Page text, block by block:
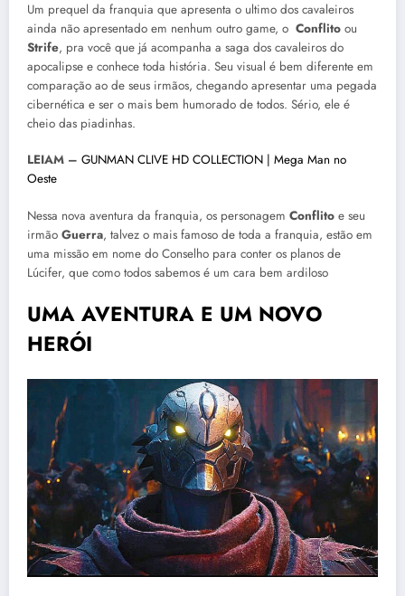
Um prequel da franquia que apresenta o ultimo dos cavaleiros
ainda não apresentado em nenhum outro game, o Conflito ou
Strife, pra você que já acompanha a saga dos cavaleiros do
apocalipse e conhece toda história. Seu visual é bem diferente em
comparação ao de seus irmãos, chegando apresentar uma pegada
cibernética e ser o mais bem humorado de todos. Sério, ele é
cheio das piadinhas.
LEIAM – GUNMAN CLIVE HD COLLECTION | Mega Man no
Oeste
Nessa nova aventura da franquia, os personagem Conflito e seu
irmão Guerra, talvez o mais famoso de toda a franquia, estão em
uma missão em nome do Conselho para conter os planos de
Lúcifer, que como todos sabemos é um cara bem ardiloso
UMA AVENTURA E UM NOVO
HERÓI